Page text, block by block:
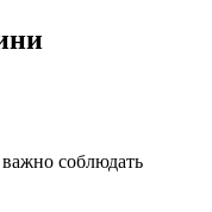
соблюдать